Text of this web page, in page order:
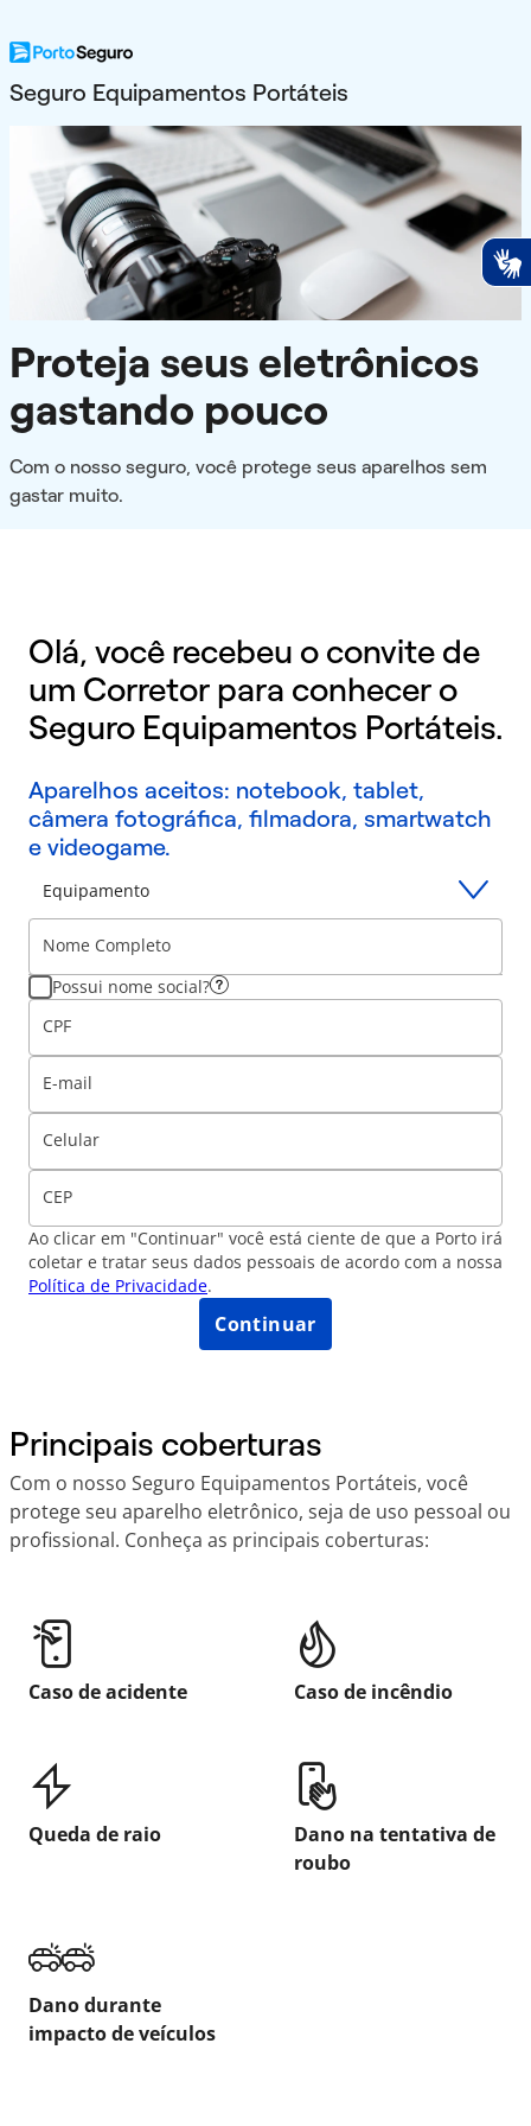
Seguro Equipamentos Portáteis
Proteja seus eletrônicos
gastando pouco
Com o nosso seguro, você protege seus aparelhos sem
gastar muito.
Olá, você recebeu o convite de
um Corretor para conhecer o
Seguro Equipamentos Portáteis.
Aparelhos aceitos: notebook, tablet,
câmera fotográfica, filmadora, smartwatch
e videogame.
Equipamento
Nome Completo
Possui nome social?
CPF
E-mail
Celular
CEP
Ao clicar em "Continuar" você está ciente de que a Porto irá
coletar e tratar seus dados pessoais de acordo com a nossa
Política de Privacidade.
Continuar
Principais coberturas
Com o nosso Seguro Equipamentos Portáteis, você
protege seu aparelho eletrônico, seja de uso pessoal ou
profissional. Conheça as principais coberturas:
Caso de acidente Caso de incêndio
Queda de raio
Dano na tentativa de
roubo
Dano durante
impacto de veículos